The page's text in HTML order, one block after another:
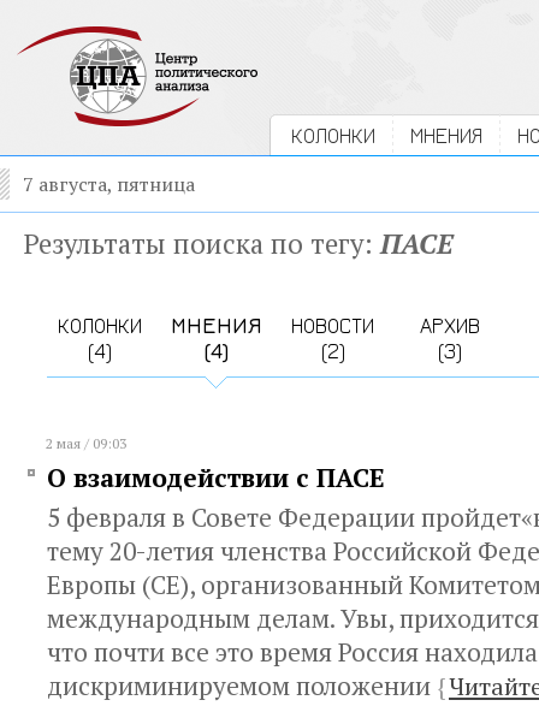
КОЛОНКИ МНЕНИЯ
7 августа, пятница
Результаты поиска по тегу:ПАСЕ
КОЛОНКИ
(4)
МНЕНИЯ
(4)
НОВОСТИ
(2)
АРХИВ
(3)
2 мая / 09:03
О взаимодействии с ПАСЕ
5 февраля в Совете Федерации
тему 20-летия членства Российской
Европы (СЕ), организованный
международным делам. Увы, приходится
что почти все это время Россия
дискриминируемом положении {